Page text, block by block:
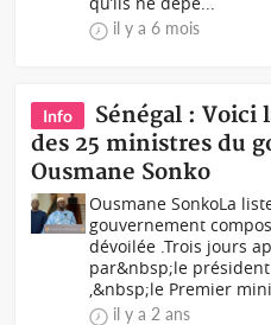
il y a 6 mois
Info
Sénégal : Voici
des 25 ministres du
Ousmane Sonko
Ousmane SonkoLa
gouvernement
dévoilée .Trois jours
par&nbsp;le
,&nbsp;le Premier
il y a 2 ans